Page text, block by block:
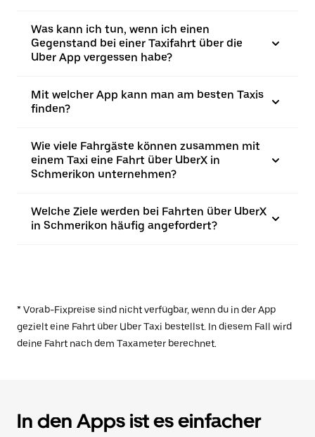
Was kann ich tun, wenn ich einen
Gegenstand bei einer Taxifahrt über die
Uber App vergessen habe?
Mit welcher App kann man am besten Taxis
finden?
Wie viele Fahrgäste können zusammen mit
einem Taxi eine Fahrt über UberX in
Schmerikon unternehmen?
Welche Ziele werden bei Fahrten über UberX
in Schmerikon häufig angefordert?
* Vorab-Fixpreise sind nicht verfügbar, wenn du in der App
gezielt eine Fahrt über Uber Taxi bestellst. In diesem Fall wird
deine Fahrt nach dem Taxameter berechnet.
In den Apps ist es einfacher